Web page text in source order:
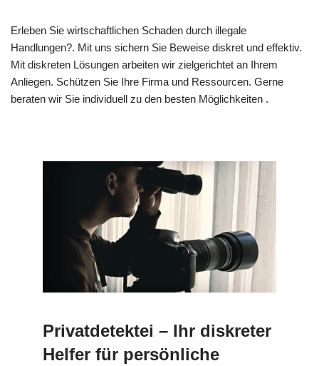
Erleben Sie wirtschaftlichen Schaden durch illegale
Handlungen?. Mit uns sichern Sie Beweise diskret und effektiv.
Mit diskreten Lösungen arbeiten wir zielgerichtet an Ihrem
Anliegen. Schützen Sie Ihre Firma und Ressourcen. Gerne
beraten wir Sie individuell zu den besten Möglichkeiten .
Privatdetektei – Ihr diskreter
Helfer für persönliche